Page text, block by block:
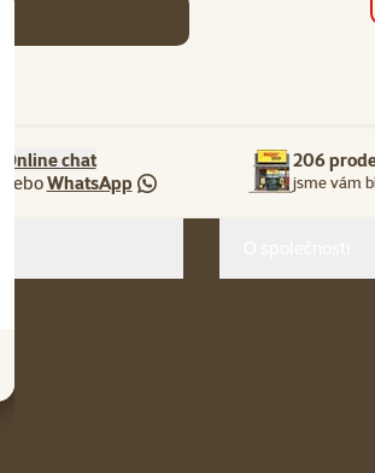
Online chat
neboWhatsApp
206
jsme vám